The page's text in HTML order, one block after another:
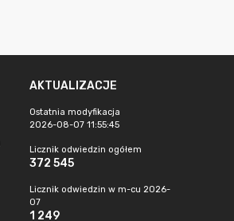
AKTUALIZACJE
Ostatnia modyfikacja
2026-08-07 11:55:45
Licznik odwiedzin ogółem
372 545
Licznik odwiedzin w m-cu 2026-
07
1 249